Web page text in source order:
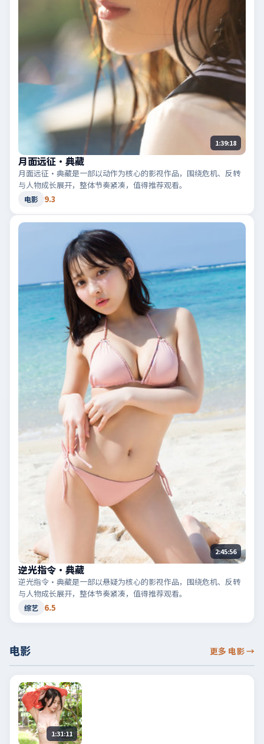
1:39:18
月面远征·典藏
月面远征·典藏是一部以动作为核心的影视作品，围绕危机、反转
与人物成长展开，整体节奏紧凑，值得推荐观看。
电影 9.3
2:45:56
逆光指令·典藏
逆光指令·典藏是一部以悬疑为核心的影视作品，围绕危机、反转
与人物成长展开，整体节奏紧凑，值得推荐观看。
综艺 6.5
电影 更多 电影→
1:31:11